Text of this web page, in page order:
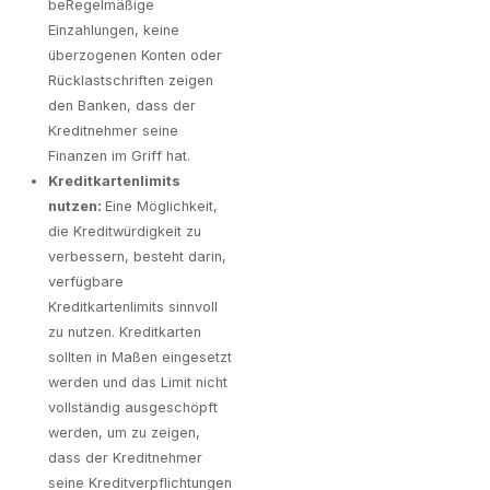
beRegelmäßige
Einzahlungen, keine
überzogenen Konten oder
Rücklastschriften zeigen
den Banken, dass der
Kreditnehmer seine
Finanzen im Griff hat.
Kreditkartenlimits
nutzen: Eine Möglichkeit,
die Kreditwürdigkeit zu
verbessern, besteht darin,
verfügbare
Kreditkartenlimits sinnvoll
zu nutzen. Kreditkarten
sollten in Maßen eingesetzt
werden und das Limit nicht
vollständig ausgeschöpft
werden, um zu zeigen,
dass der Kreditnehmer
seine Kreditverpflichtungen